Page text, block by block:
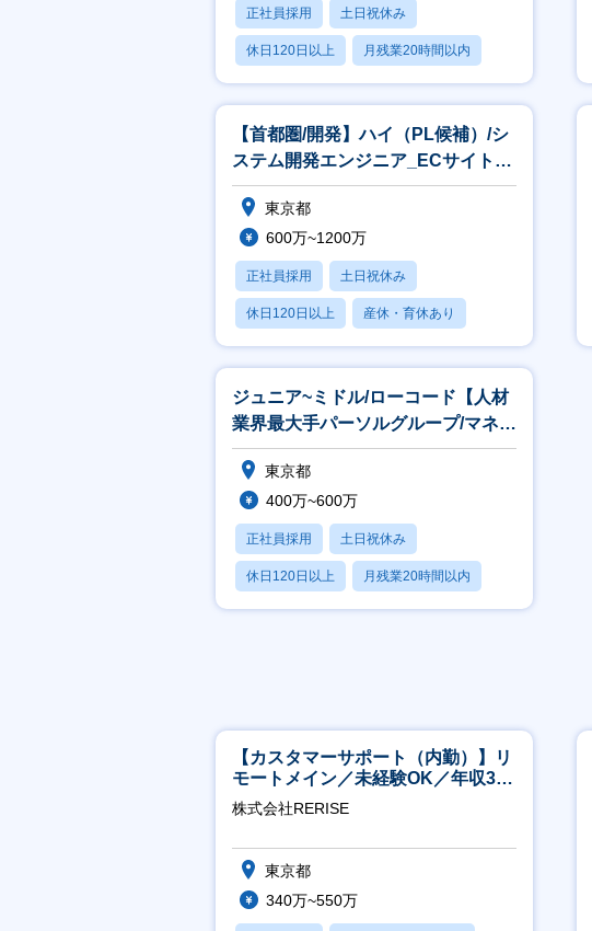
正社員採用 土日祝休み
休日120日以上 月残業20時間以内
賞与あり
【首都圏/開発】ハイ（PL候補）/シ
ステム開発エンジニア_ECサイト開
発
東京都
600万~1200万
正社員採用 土日祝休み
休日120日以上 産休・育休あり
月残業20時間以内
ジュニア~ミドル/ローコード【人材
業界最大手パーソルグループ/マネジ
メントスキルを伸ばしたい方歓迎】
東京都
400万~600万
正社員採用 土日祝休み
休日120日以上 月残業20時間以内
賞与あり
【カスタマーサポート（内勤）】リ
モートメイン／未経験OK／年収340
万～／年間休日125日
株式会社RERISE
東京都
340万~550万